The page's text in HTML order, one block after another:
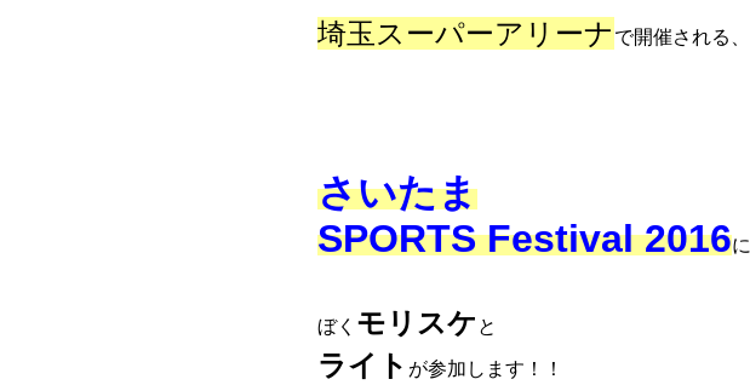
埼玉スーパーアリーナ で開催される、
さいたま
SPORTS Festival 2016に
ぼく モリスケ と
ライト が参加します！！